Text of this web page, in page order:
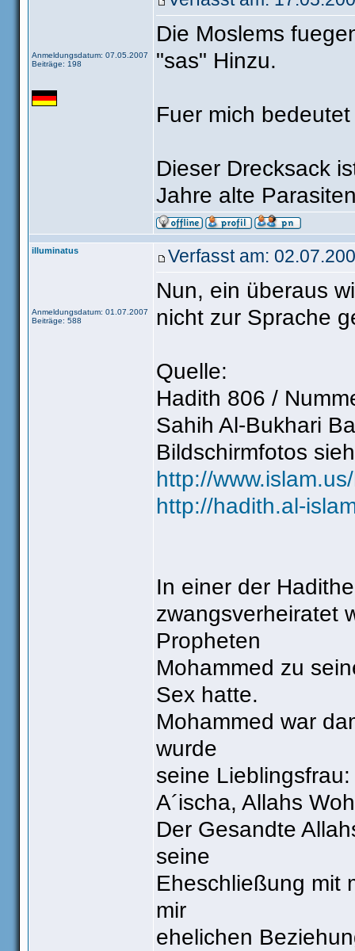
Anmeldungsdatum: 07.05.2007
Beiträge: 198
Die Moslems
"sas" Hinzu.
Fuer mich
Dieser Drecksack
Jahre alte
illuminatus
Anmeldungsdatum: 01.07.2007
Beiträge: 588
Verfasst am:
Nun, ein überaus
nicht zur Sprache
Quelle:
Hadith 806 /
Sahih Al-Bukhari
Bildschirmfotos
http://
http://hadith.al-
In einer der
zwangsverheiratet
Propheten
Mohammed zu
Sex hatte.
Mohammed war
wurde
seine Lieblingsfrau:
A´ischa, Allahs
Der Gesandte
seine
Eheschließung mit
mir
ehelichen